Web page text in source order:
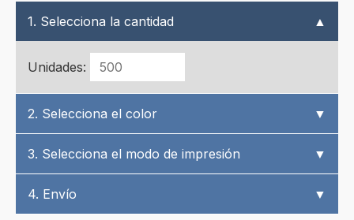
1. Selecciona la cantidad ▲
Unidades:
2. Selecciona el color ▼
3. Selecciona el modo de impresión ▼
4. Envío ▼